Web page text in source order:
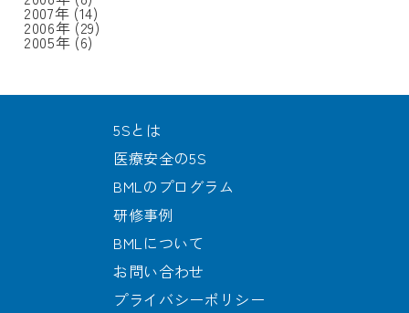
2007年 (14)
2006年 (29)
2005年 (6)
5Sとは
医療安全の5S
BMLのプログラム
研修事例
BMLについて
お問い合わせ
プライバシーポリシー